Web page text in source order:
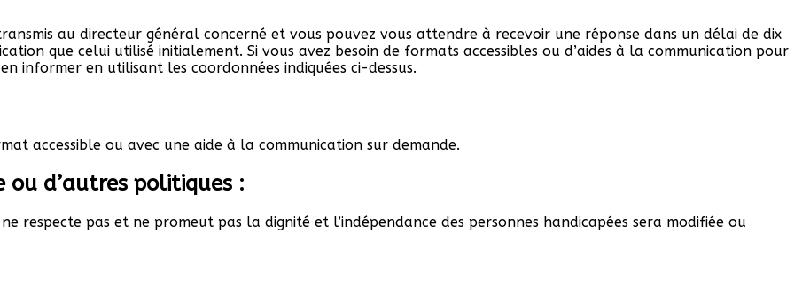
au directeur général concerné et vous pouvez vous attendre à recevoir une réponse dans un délai de dix
que celui utilisé initialement. Si vous avez besoin de formats accessibles ou d’aides à la communication pour
informer en utilisant les coordonnées indiquées ci-dessus.
accessible ou avec une aide à la communication sur demande.
d’autres politiques :
respecte pas et ne promeut pas la dignité et l’indépendance des personnes handicapées sera modifiée ou